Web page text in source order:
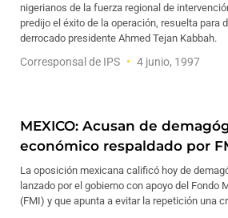
nigerianos de la fuerza regional de
predijo el éxito de la operación, resuelta para
derrocado presidente Ahmed Tejan Kabbah.
Corresponsal de IPS 4 junio, 1997
MEXICO: Acusan de
económico respaldado por
La oposición mexicana calificó hoy de
lanzado por el gobierno con apoyo del Fondo
(FMI) y que apunta a evitar la repetición una